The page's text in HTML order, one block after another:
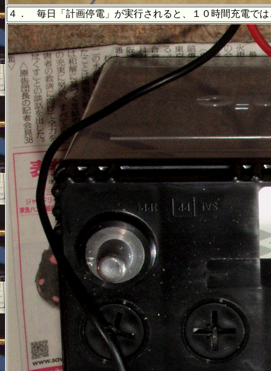
４． 毎日「計画停電」が実行されると、１０時間充電で